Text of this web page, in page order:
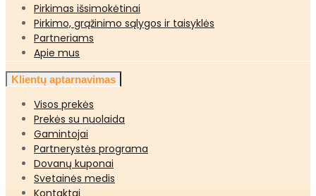
Pirkimas išsimokėtinai
Pirkimo, grąžinimo sąlygos ir taisyklės
Partneriams
Apie mus
Klientų aptarnavimas
Visos prekės
Prekės su nuolaida
Gamintojai
Partnerystės programa
Dovanų kuponai
Svetainės medis
Kontaktai